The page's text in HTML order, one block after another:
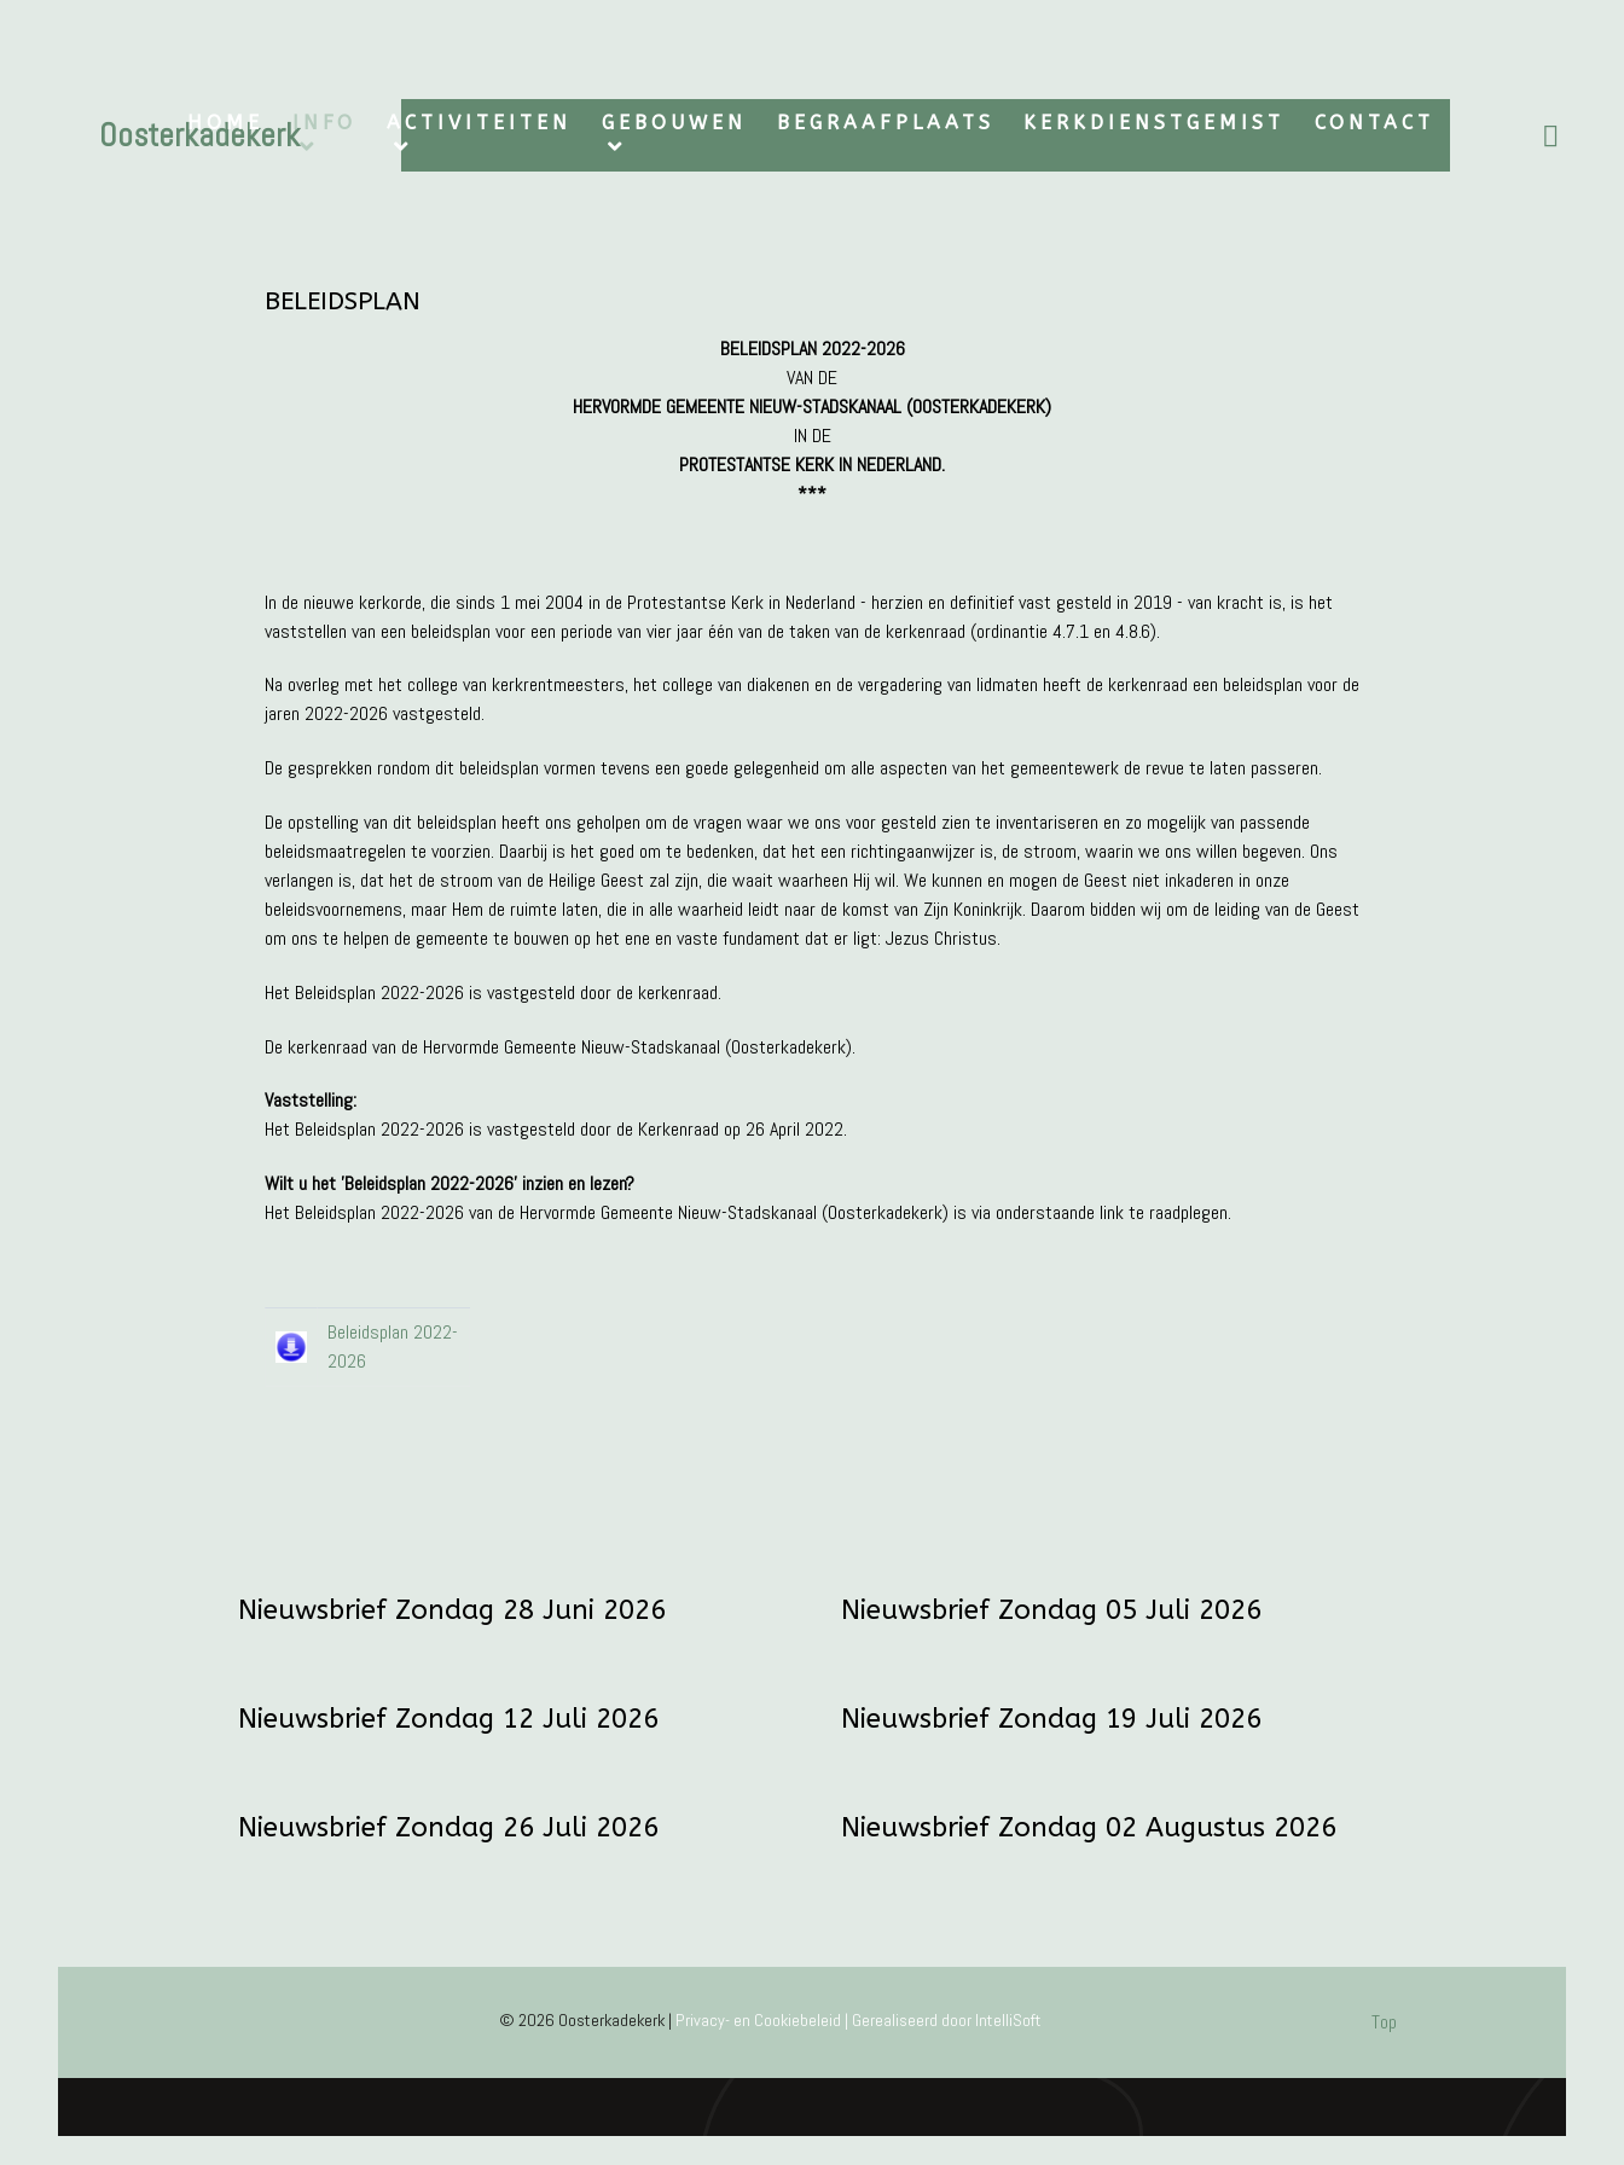
Oosterkadekerk
HOME INFO ACTIVITEITEN GEBOUWEN BEGRAAFPLAATS KERKDIENSTGEMIST CONTACT
BELEIDSPLAN
BELEIDSPLAN 2022-2026
VAN DE
HERVORMDE GEMEENTE NIEUW-STADSKANAAL (OOSTERKADEKERK)
IN DE
PROTESTANTSE KERK IN NEDERLAND.
***
In de nieuwe kerkorde, die sinds 1 mei 2004 in de Protestantse Kerk in Nederland - herzien en definitief vast gesteld in 2019 - van kracht is, is het
vaststellen van een beleidsplan voor een periode van vier jaar één van de taken van de kerkenraad (ordinantie 4.7.1 en 4.8.6).
Na overleg met het college van kerkrentmeesters, het college van diakenen en de vergadering van lidmaten heeft de kerkenraad een beleidsplan voor de
jaren 2022-2026 vastgesteld.
De gesprekken rondom dit beleidsplan vormen tevens een goede gelegenheid om alle aspecten van het gemeentewerk de revue te laten passeren.
De opstelling van dit beleidsplan heeft ons geholpen om de vragen waar we ons voor gesteld zien te inventariseren en zo mogelijk van passende
beleidsmaatregelen te voorzien. Daarbij is het goed om te bedenken, dat het een richtingaanwijzer is, de stroom, waarin we ons willen begeven. Ons
verlangen is, dat het de stroom van de Heilige Geest zal zijn, die waait waarheen Hij wil. We kunnen en mogen de Geest niet inkaderen in onze
beleidsvoornemens, maar Hem de ruimte laten, die in alle waarheid leidt naar de komst van Zijn Koninkrijk. Daarom bidden wij om de leiding van de Geest
om ons te helpen de gemeente te bouwen op het ene en vaste fundament dat er ligt: Jezus Christus.
Het Beleidsplan 2022-2026 is vastgesteld door de kerkenraad.
De kerkenraad van de Hervormde Gemeente Nieuw-Stadskanaal (Oosterkadekerk).
Vaststelling:
Het Beleidsplan 2022-2026 is vastgesteld door de Kerkenraad op 26 April 2022.
Wilt u het 'Beleidsplan 2022-2026' inzien en lezen?
Het Beleidsplan 2022-2026 van de Hervormde Gemeente Nieuw-Stadskanaal (Oosterkadekerk) is via onderstaande link te raadplegen.
Beleidsplan 2022-
2026
Nieuwsbrief Zondag 28 Juni 2026 Nieuwsbrief Zondag 05 Juli 2026
Nieuwsbrief Zondag 12 Juli 2026 Nieuwsbrief Zondag 19 Juli 2026
Nieuwsbrief Zondag 26 Juli 2026 Nieuwsbrief Zondag 02 Augustus 2026
© 2026 Oosterkadekerk | Privacy- en Cookiebeleid | Gerealiseerd door IntelliSoft Top